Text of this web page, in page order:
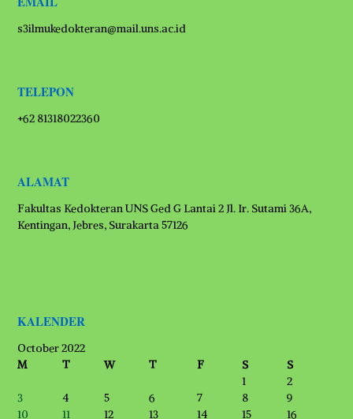
s3ilmukedokteran@mail.uns.ac.id
TELEPON
+62 81318022360
ALAMAT
Fakultas Kedokteran UNS Ged G Lantai 2 Jl. Ir. Sutami 36A,
Kentingan, Jebres, Surakarta 57126
KALENDER
October 2022
M
T W T F S
S
1
2
3
4 5 6 7 8
9
10
11 12 13 14 15 16